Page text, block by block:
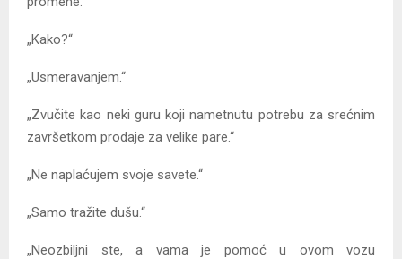
„Kako?“
„Usmeravanjem.“
„Zvučite kao neki guru koji nametnutu potrebu za srećnim
završetkom prodaje za velike pare.“
„Ne naplaćujem svoje savete.“
„Samo tražite dušu.“
„Neozbiljni ste, a vama je pomoć u ovom vozu